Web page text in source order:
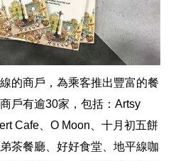
的商戶，為乘客推出豐富的餐
戶有逾30家，包括：Artsy
Cafe、O Moon、十月初五餅
茶餐廳、好好食堂、地平線咖